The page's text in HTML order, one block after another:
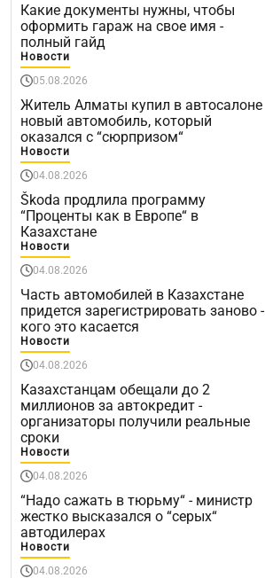
Какие документы нужны, чтобы
оформить гараж на свое имя -
полный гайд
Новости
05.08.2026
Житель Алматы купил в автосалоне
новый автомобиль, который
оказался с “сюрпризом“
Новости
04.08.2026
Škoda продлила программу
“Проценты как в Европе“ в
Казахстане
Новости
04.08.2026
Часть автомобилей в Казахстане
придется зарегистрировать заново -
кого это касается
Новости
04.08.2026
Казахстанцам обещали до 2
миллионов за автокредит -
организаторы получили реальные
сроки
Новости
04.08.2026
“Надо сажать в тюрьму“ - министр
жестко высказался о “серых“
автодилерах
Новости
04.08.2026